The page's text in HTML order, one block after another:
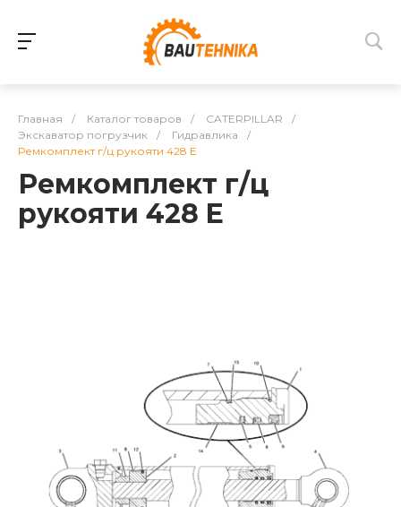
Главная / Каталог товаров / CATERPILLAR
/
Экскаватор погрузчик
/ Гидравлика
/
Ремкомплект г/ц рукояти 428 E
Ремкомплект г/ц
рукояти 428 E